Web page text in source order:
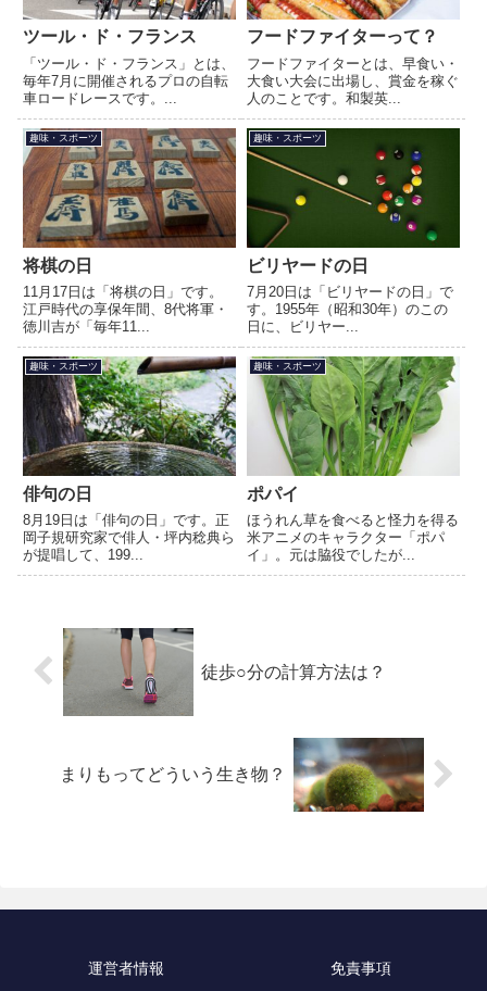
ツール・ド・フランス
「ツール・ド・フランス」とは、
毎年7月に開催されるプロの自転
車ロードレースです。...
フードファイターって？
フードファイターとは、早食い・
大食い大会に出場し、賞金を稼ぐ
人のことです。和製英...
趣味・スポーツ
将棋の日
11月17日は「将棋の日」です。
江戸時代の享保年間、8代将軍・
徳川吉が「毎年11...
趣味・スポーツ
ビリヤードの日
7月20日は「ビリヤードの日」で
す。1955年（昭和30年）のこの
日に、ビリヤー...
趣味・スポーツ
俳句の日
8月19日は「俳句の日」です。正
岡子規研究家で俳人・坪内稔典ら
が提唱して、199...
趣味・スポーツ
ポパイ
ほうれん草を食べると怪力を得る
米アニメのキャラクター「ポパ
イ」。元は脇役でしたが...
徒歩○分の計算方法は？
まりもってどういう生き物？
運営者情報
免責事項